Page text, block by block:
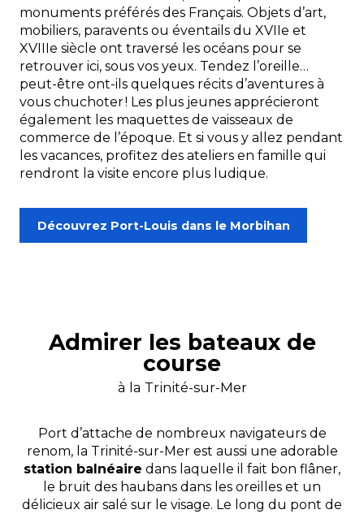
monuments préférés des Français. Objets d’art,
mobiliers, paravents ou éventails du XVIIe et
XVIIIe siècle ont traversé les océans pour se
retrouver ici, sous vos yeux. Tendez l’oreille…
peut-être ont-ils quelques récits d’aventures à
vous chuchoter ! Les plus jeunes apprécieront
également les maquettes de vaisseaux de
commerce de l’époque. Et si vous y allez pendant
les vacances, profitez des ateliers en famille qui
rendront la visite encore plus ludique.
Découvrez Port-Louis dans le Morbihan
Admirer les bateaux de
course
à la Trinité-sur-Mer
Port d’attache de nombreux navigateurs de
renom, la Trinité-sur-Mer est aussi une adorable
station balnéaire dans laquelle il fait bon flâner,
le bruit des haubans dans les oreilles et un
délicieux air salé sur le visage. Le long du pont de